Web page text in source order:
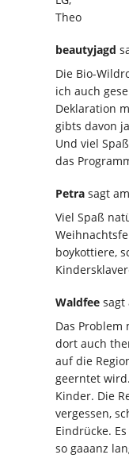
Theo
beautyjagd
Die Bio-
ich auch
Deklaration
gibts davon
Und viel
das
Petra sagt
Viel Spaß
boykottiere,
Waldfee sagt
Das
dort auch
auf die
geerntet
Kinder. Die
vergessen,
Eindrücke.
so gaaanz